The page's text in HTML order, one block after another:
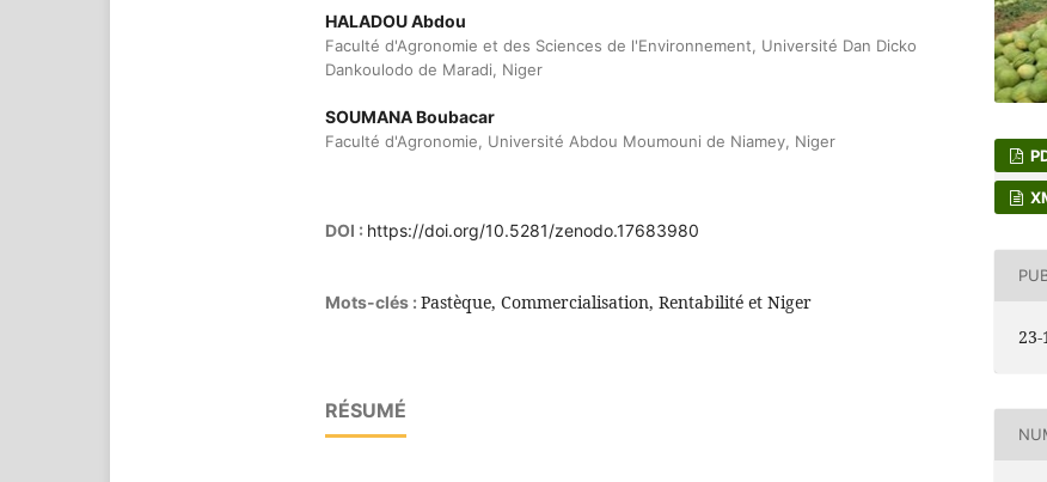
HALADOU Abdou
Faculté d'Agronomie et des Sciences de l'Environnement, Université Dan Dicko
Dankoulodo de Maradi, Niger
SOUMANA Boubacar
Faculté d'Agronomie, Université Abdou Moumouni de Niamey, Niger
DOI : https://doi.org/10.5281/zenodo.17683980
Mots-clés : Pastèque, Commercialisation, Rentabilité et Niger
RÉSUMÉ